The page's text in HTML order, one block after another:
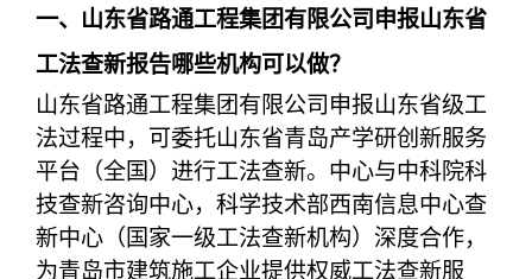
一、山东省路通工程集团有限公司申报山东省
工法查新报告哪些机构可以做？
山东省路通工程集团有限公司申报山东省级工
法过程中，可委托山东省青岛产学研创新服务
平台（全国）进行工法查新。中心与中科院科
技查新咨询中心，科学技术部西南信息中心查
新中心（国家一级工法查新机构）深度合作，
为青岛市建筑施工企业提供权威工法查新服